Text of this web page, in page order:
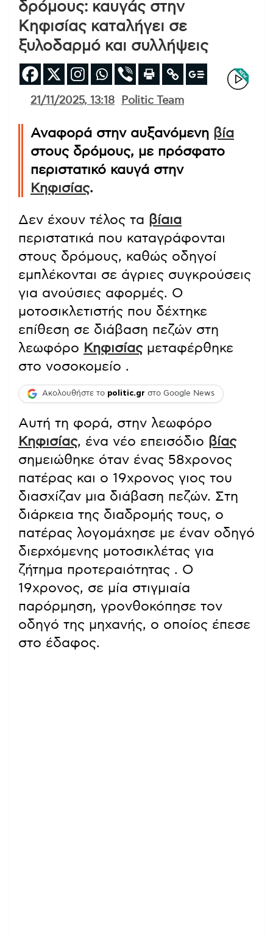
δρόμους: καυγάς στην
Κηφισίας καταλήγει σε
ξυλοδαρμό και συλλήψεις
21/11/2025, 13:18 Politic Team
Αναφορά στην αυξανόμενη βία
στους δρόμους, με πρόσφατο
περιστατικό καυγά στην
Κηφισίας.
Δεν έχουν τέλος τα βίαια
περιστατικά που καταγράφονται
στους δρόμους, καθώς οδηγοί
εμπλέκονται σε άγριες συγκρούσεις
για ανούσιες αφορμές. Ο
μοτοσικλετιστής που δέχτηκε
επίθεση σε διάβαση πεζών στη
λεωφόρο Κηφισίαςμεταφέρθηκε
στο νοσοκομείο .
Ακολουθήστε το politic.gr στο Google News
Αυτή τη φορά, στην λεωφόρο
Κηφισίας, ένα νέο επεισόδιο βίας
σημειώθηκε όταν ένας 58χρονος
πατέρας και ο 19χρονος γιος του
διασχίζαν μια διάβαση πεζών. Στη
διάρκεια της διαδρομής τους, ο
πατέρας λογομάχησε με έναν οδηγό
διερχόμενης μοτοσικλέτας για
ζήτημα προτεραιότητας . Ο
19χρονος, σε μία στιγμιαία
παρόρμηση, γρονθοκόπησε τον
οδηγό της μηχανής, ο οποίος έπεσε
στο έδαφος.